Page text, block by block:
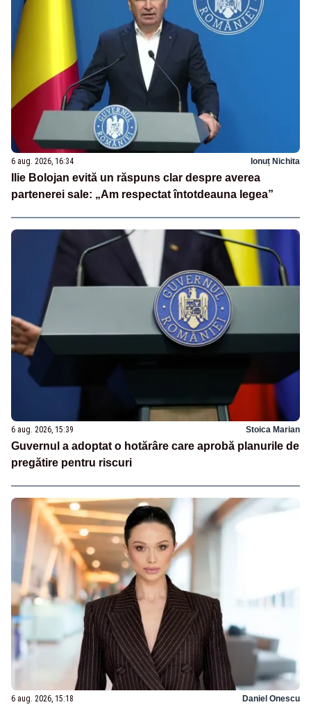
6 aug. 2026, 16:34 Ionuț Nichita
Ilie Bolojan evită un răspuns clar despre averea
partenerei sale: „Am respectat întotdeauna legea”
6 aug. 2026, 15:39 Stoica Marian
Guvernul a adoptat o hotărâre care aprobă planurile de
pregătire pentru riscuri
6 aug. 2026, 15:18 Daniel Onescu